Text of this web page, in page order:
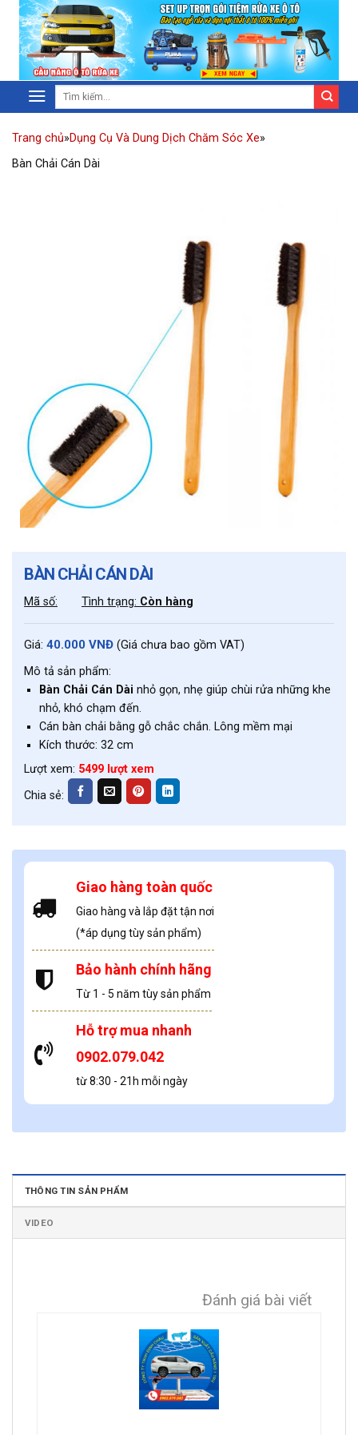
Trang chủ»Dụng Cụ Và Dung Dịch Chăm Sóc Xe»
Bàn Chải Cán Dài
BÀN CHẢI CÁN DÀI
Mã số: Tình trạng: Còn hàng
Giá: 40.000 VNĐ (Giá chưa bao gồm VAT)
Mô tả sản phẩm:
Bàn Chải Cán Dài nhỏ gọn, nhẹ giúp chùi rửa những khe
nhỏ, khó chạm đến.
Cán bàn chải bằng gỗ chắc chắn. Lông mềm mại
Kích thước: 32 cm
Lượt xem: 5499 lượt xem
Chia sẻ:
Giao hàng toàn quốc
Giao hàng và lắp đặt tận nơi
(*áp dụng tùy sản phẩm)
Bảo hành chính hãng
Từ 1 - 5 năm tùy sản phẩm
Hỗ trợ mua nhanh
0902.079.042
từ 8:30 - 21h mỗi ngày
THÔNG TIN SẢN PHẨM
VIDEO
Đánh giá bài viết